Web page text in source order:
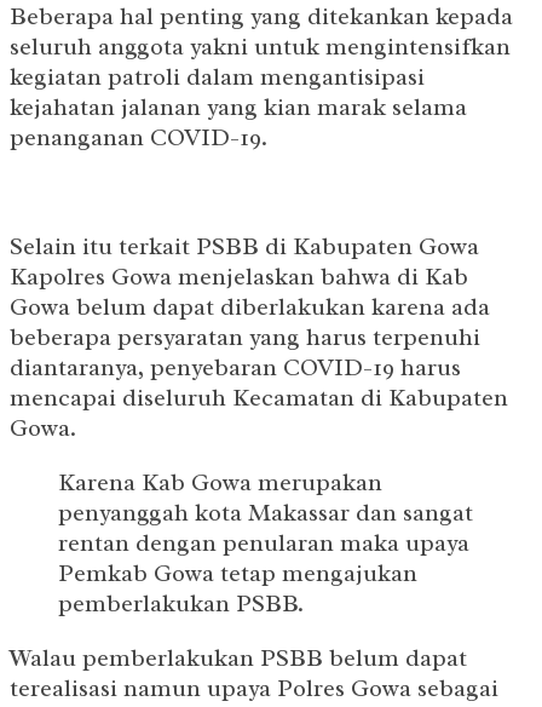
Beberapa hal penting yang ditekankan kepada
seluruh anggota yakni untuk mengintensifkan
kegiatan patroli dalam mengantisipasi
kejahatan jalanan yang kian marak selama
penanganan COVID-19.
Selain itu terkait PSBB di Kabupaten Gowa
Kapolres Gowa menjelaskan bahwa di Kab
Gowa belum dapat diberlakukan karena ada
beberapa persyaratan yang harus terpenuhi
diantaranya, penyebaran COVID-19 harus
mencapai diseluruh Kecamatan di Kabupaten
Gowa.
Karena Kab Gowa merupakan
penyanggah kota Makassar dan sangat
rentan dengan penularan maka upaya
Pemkab Gowa tetap mengajukan
pemberlakukan PSBB.
Walau pemberlakukan PSBB belum dapat
terealisasi namun upaya Polres Gowa sebagai